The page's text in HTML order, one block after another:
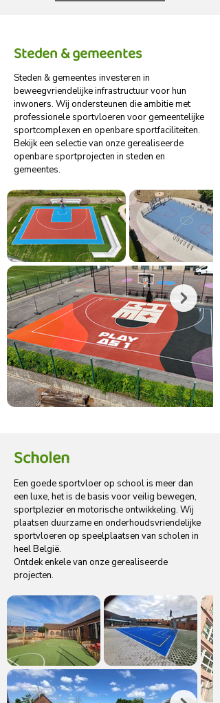
Steden & gemeentes
Steden & gemeentes investeren in
beweegvriendelijke infrastructuur voor hun
inwoners. Wij ondersteunen die ambitie met
professionele sportvloeren voor gemeentelijke
sportcomplexen en openbare sportfaciliteiten.
Bekijk een selectie van onze gerealiseerde
openbare sportprojecten in steden en
gemeentes.
Scholen
Een goede sportvloer op school is meer dan
een luxe, het is de basis voor veilig bewegen,
sportplezier en motorische ontwikkeling. Wij
plaatsen duurzame en onderhoudsvriendelijke
sportvloeren op speelplaatsen van scholen in
heel België.
Ontdek enkele van onze gerealiseerde
projecten.